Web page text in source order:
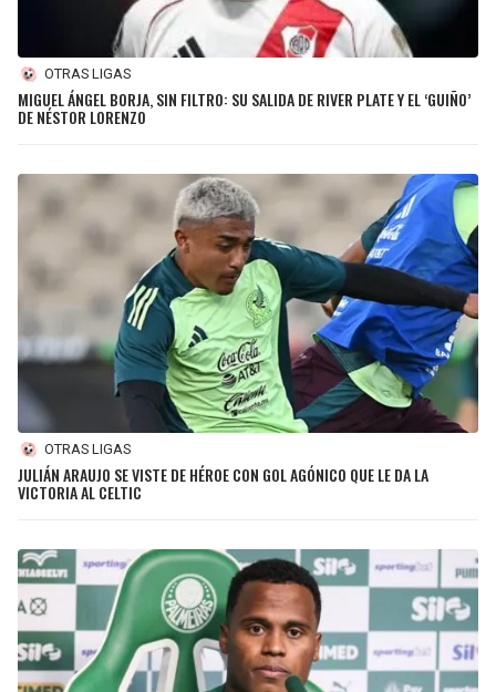
OTRAS LIGAS
MIGUEL ÁNGEL BORJA, SIN FILTRO: SU SALIDA DE RIVER PLATE Y EL ‘GUIÑO’
DE NÉSTOR LORENZO
OTRAS LIGAS
JULIÁN ARAUJO SE VISTE DE HÉROE CON GOL AGÓNICO QUE LE DA LA
VICTORIA AL CELTIC